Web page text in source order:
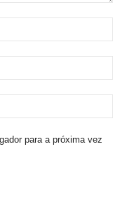
para a próxima vez